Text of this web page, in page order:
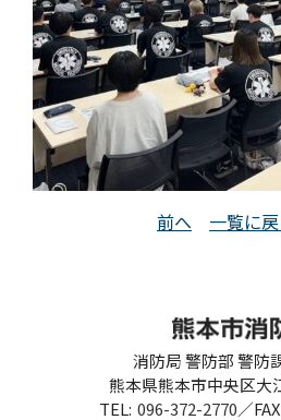
前へ 一覧に
消防局 警防部 警防
熊本県熊本市中央区大
TEL 096-372-2770／FAX